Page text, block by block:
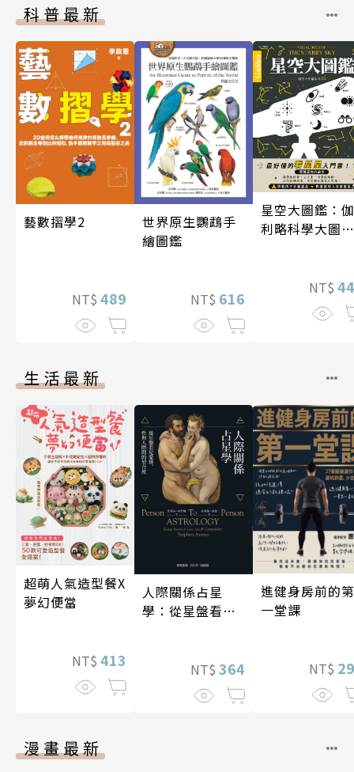
科普最新
藝數摺學2
NT$ 489
世界原生鸚鵡手
繪圖鑑
NT$ 616
星空大圖鑑：伽
利略科學大圖鑑
NT$
生活最新
超萌人氣造型餐X
夢幻便當
NT$ 413
人際關係占星
學：從星盤看見
NT$ 364
進健身房前的第
一堂課
NT$
漫畫最新